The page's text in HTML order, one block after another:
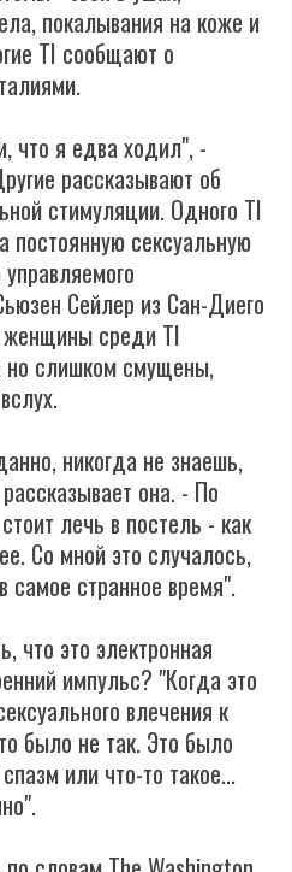
покалывания на коже и
TI сообщают о
что я едва ходил", -
рассказывают об
стимуляции. Одного TI
постоянную сексуальную
Сейлер из Сан-Диего
женщины среди TI
но слишком смущены,
никогда не знаешь,
она. - По
лечь в постель - как
Со мной это случалось,
самое странное время".
что это электронная
импульс? "Когда это
влечения к
было не так. Это было
или что-то такое...